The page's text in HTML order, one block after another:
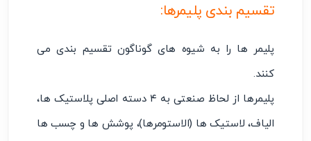
تقسیم بندی پلیمرها:
پلیمر ها را به شیوه های گوناگون تقسیم بندی می
کنند.
پلیمرها از لحاظ صنعتی به ۴ دسته اصلی پلاستیک ها،
الیاف، لاستیک ها (الاستومرها)، پوشش ها و چسب ها